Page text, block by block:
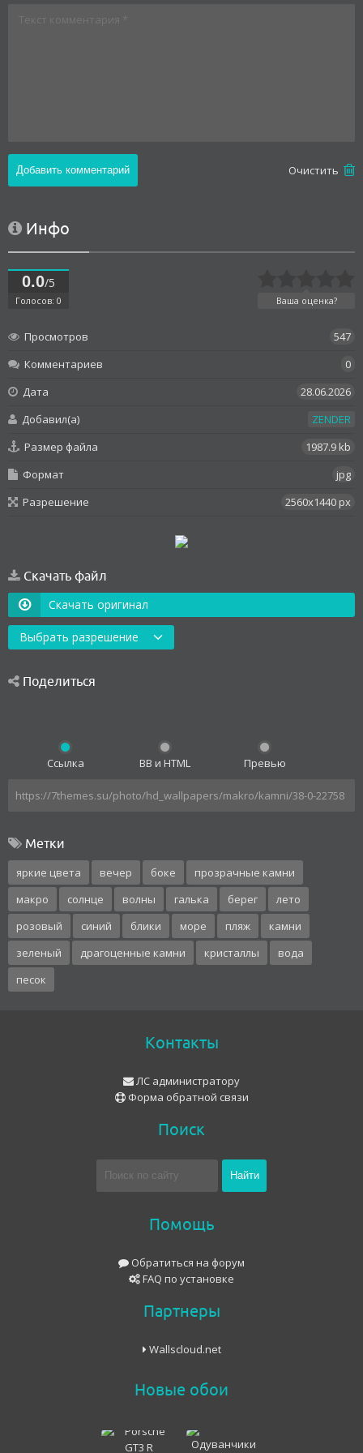
Oчистить
Инфо
0.0/5
Голосов: 0 Ваша оценка?
Просмотров
547
Комментариев
0
Дата
28.06.2026
Добавил(а)
ZENDER
Размер файла
1987.9 kb
Формат
jpg
Разрешение
2560x1440 px
Скачать файл
Скачать оригинал
Выбрать разрешение
Поделиться
Ссылка BB и HTML Превью
Метки
яркие цвета вечер боке
прозрачные камни
макро
солнце волны галька берег
лето
розовый
синий блики море пляж
камни
зеленый
драгоценные камни кристаллы
вода
песок
Контакты
ЛС администратору
Форма обратной связи
Поиск
Помощь
Обратиться на форум
FAQ по установке
Партнеры
Wallscloud.net
Новые обои